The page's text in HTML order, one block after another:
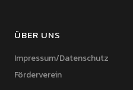
ÜBER UNS
Impressum/Datenschutz
Förderverein